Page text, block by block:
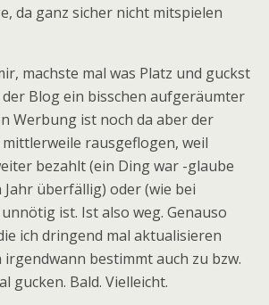
da ganz sicher nicht mitspielen
machste mal was Platz und guckst
der Blog ein bisschen aufgeräumter
Werbung ist noch da aber der
rausgeflogen, weil
bezahlt (ein Ding war -glaube
überfällig) oder (wie bei
ist. Ist also weg. Genauso
ich dringend mal aktualisieren
irgendwann bestimmt auch zu bzw.
gucken. Bald. Vielleicht.